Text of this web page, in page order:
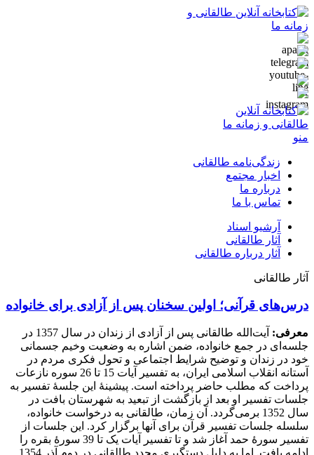
منو
زندگی‌نامه طالقانی
اخبار مجتمع
درباره ما
تماس با ما
آرشیو اسناد
آثار طالقانی
آثار درباره طالقانی
آثار طالقانی
درس‌های قرآنی؛ اولین سخنان پس از آزادی برای خانواده
معرفی:
آیت‌الله طالقانی پس از آزادی از زندان در سال 1357 در
جلسه‌ای در جمع خانواده، ضمن اشاره به وضعیت وخیم جسمانی
خود در زندان و توضیح شرایط اجتماعی و تحول فکری مردم در
آستانه انقلاب اسلامی ایران، به تفسیر آیات 15 تا 26 سوره نازعات
پرداخت که مطلب حاضر پرداخته است. پیشینۀ این جلسۀ تفسیر به
جلسات تفسیر او بعد از بازگشت از تبعید به شهرستان بافت در
سال 1352 برمی‌گردد. آن زمان، طالقانی به درخواست خانواده،
سلسله جلسات تفسیر قرآن برای آنها برگزار کرد. این جلسات از
تفسیر سورۀ حمد آغاز شد و تا تفسیر آیات یک تا 39 سورۀ بقره را